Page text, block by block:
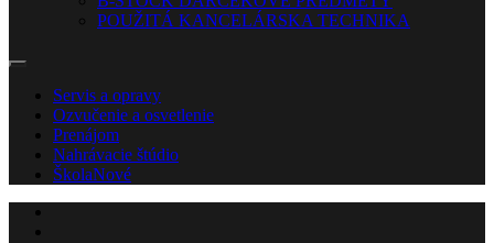
POUŽITÁ KANCELÁRSKA TECHNIKA
Servis a opravy
Ozvučenie a osvetlenie
Prenájom
Nahrávacie štúdio
ŠkolaNové